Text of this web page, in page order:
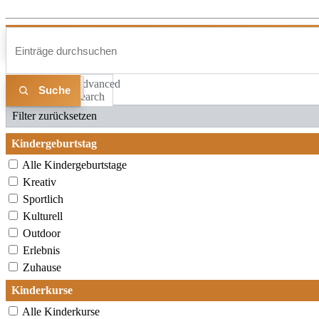
Advanced
Search
Liste Karte
Filter zurücksetzen
Kindergeburtstag
Alle Kindergeburtstage
Kreativ
Sportlich
Kulturell
Outdoor
Erlebnis
Zuhause
Kinderkurse
Alle Kinderkurse